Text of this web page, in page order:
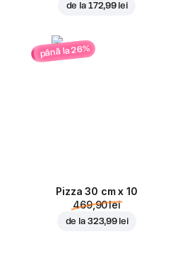
de la 172,99 lei
până la 26%
Pizza 30 cm x 10
469,90 lei
de la 323,99 lei